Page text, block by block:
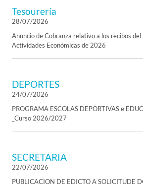
Tesourería
28/07/2026
Anuncio de Cobranza relativo a los recibos
Actividades Económicas de 2026
DEPORTES
24/07/2026
PROGRAMA ESCOLAS DEPORTIVAS e
_Curso 2026/2027
SECRETARIA
22/07/2026
PUBLICACION DE EDICTO A SOLICITUDE